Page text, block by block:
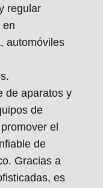
regular
en
automóviles
de aparatos y
de
el
de
Gracias a
es